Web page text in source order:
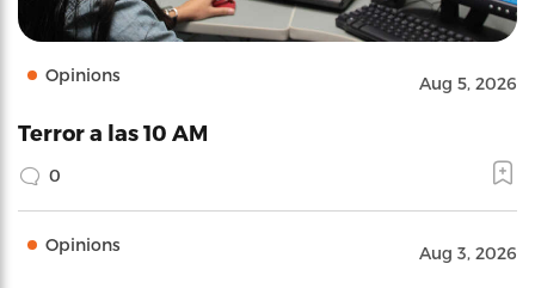
Opinions Aug 5, 2026
Terror a las 10 AM
0
Opinions Aug 3, 2026